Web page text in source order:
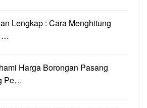
Lengkap : Cara Menghitung
…
Harga Borongan Pasang
Pe…